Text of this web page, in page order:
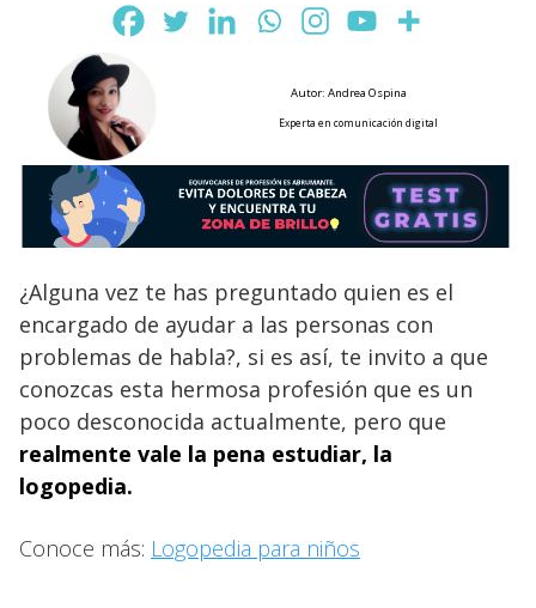
Autor: Andrea Ospina
Experta en comunicación digital
¿Alguna vez te has preguntado quien es el
encargado de ayudar a las personas con
problemas de habla?, si es así, te invito a que
conozcas esta hermosa profesión que es un
poco desconocida actualmente, pero que
realmente vale la pena estudiar, la
logopedia.
Conoce más: Logopedia para niños